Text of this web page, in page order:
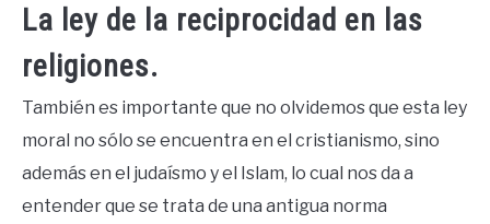
La ley de la reciprocidad en las
religiones.
También es importante que no olvidemos que esta ley
moral no sólo se encuentra en el cristianismo, sino
además en el judaísmo y el Islam, lo cual nos da a
entender que se trata de una antigua norma